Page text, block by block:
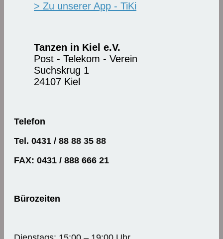
> Zu unserer App - TiKi
Tanzen in Kiel e.V.
Post - Telekom - Verein
Suchskrug 1
24107 Kiel
Telefon
Tel. 0431 / 88 88 35 88
FAX: 0431 / 888 666 21
Bürozeiten